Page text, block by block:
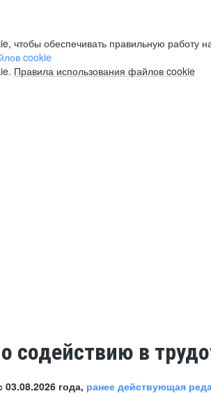
чтобы обеспечивать правильную работу
cookie
Правила использования файлов cookie
содействию в
года, ранее действующая